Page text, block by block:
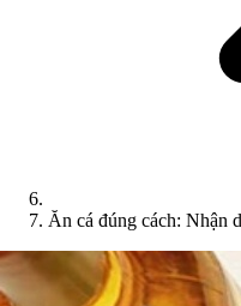
Ăn cá đúng cách: Nhận